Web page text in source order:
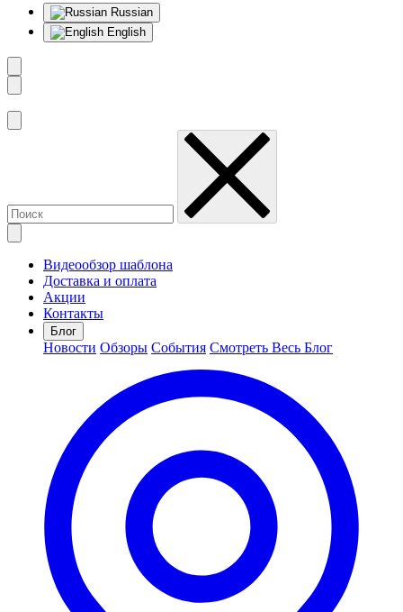
Russian
English
Видеообзор шаблона
Доставка и оплата
Акции
Контакты
Блог
Новости Обзоры События Смотреть Весь Блог